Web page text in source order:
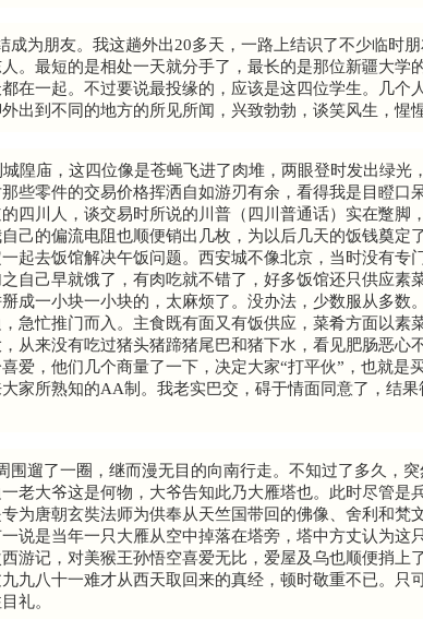
成为朋友。我这趟外出20多天，一路上结识了不少临时
。最短的是相处一天就分手了，最长的是那位新疆大学
在一起。不过要说最投缘的，应该是这四位学生。几个
出到不同的地方的所见所闻，兴致勃勃，谈笑风生，惺
隍庙，这四位像是苍蝇飞进了肉堆，两眼登时发出绿光
些零件的交易价格挥洒自如游刃有余，看得我是目瞪口
四川人，谈交易时所说的川普（四川普通话）实在蹩脚
己的偏流电阻也顺便销出几枚，为以后几天的饭钱奠定
起去饭馆解决午饭问题。西安城不像北京，当时没有专
自己早就饿了，有肉吃就不错了，好多饭馆还只供应素
成一小块一小块的，太麻烦了。没办法，少数服从多数
急忙推门而入。主食既有面又有饭供应，菜肴方面以素
从来没有吃过猪头猪蹄猪尾巴和猪下水，看见肥肠恶心
爱，他们几个商量了一下，决定大家“打平伙”，也就是
家所熟知的AA制。我老实巴交，碍于情面同意了，结
围遛了一圈，继而漫无目的向南行走。不知过了多久，
老大爷这是何物，大爷告知此乃大雁塔也。此时尽管是
为唐朝玄奘法师为供奉从天竺国带回的佛像、舍利和梵
说是当年一只大雁从空中掉落在塔旁，塔中方丈认为这
游记，对美猴王孙悟空喜爱无比，爱屋及乌也顺便捎上
九八十一难才从西天取回来的真经，顿时敬重不已。只
礼。